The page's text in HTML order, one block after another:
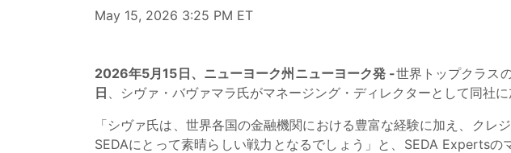
May 15, 2026 3:25 PM ET
2026年5月15日、ニューヨーク州ニューヨーク発 -世界トップクラス
日 、シヴァ・バヴァマラ氏がマネージング・ディレクターとして同社に
「シヴァ氏は、世界各国の金融機関における豊富な経験に加え、クレ
SEDAにとって素晴らしい戦力となるでしょう」と、SEDA Experts